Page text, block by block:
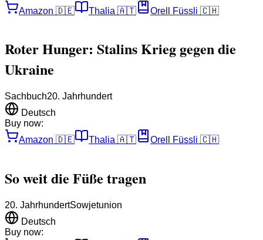
Amazon 🇩🇪 Thalia 🇦🇹 Orell Füssli 🇨🇭
Roter Hunger: Stalins Krieg gegen die
Ukraine
Sachbuch20. Jahrhundert
Deutsch
Buy now:
Amazon 🇩🇪 Thalia 🇦🇹 Orell Füssli 🇨🇭
So weit die Füße tragen
20. JahrhundertSowjetunion
Deutsch
Buy now: